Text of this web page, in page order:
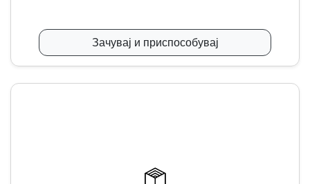
Зачувај и приспособувај